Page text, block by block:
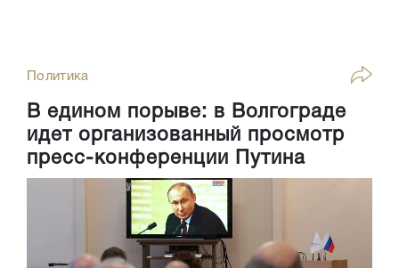
Политика
В едином порыве: в Волгограде
идет организованный просмотр
пресс-конференции Путина